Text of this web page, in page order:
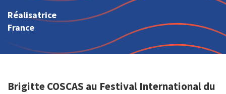
Réalisatrice
France
Brigitte COSCAS au Festival International du